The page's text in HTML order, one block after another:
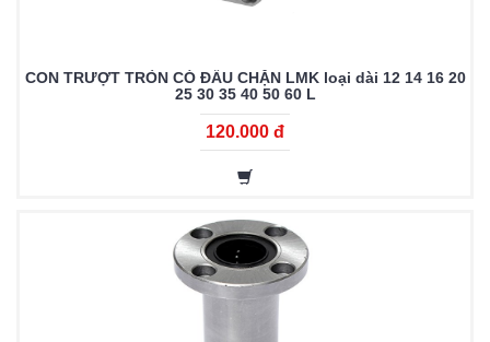
CON TRƯỢT TRÒN CÓ ĐẦU CHẶN LMK loại dài 12 14 16 20
25 30 35 40 50 60 L
120.000 đ